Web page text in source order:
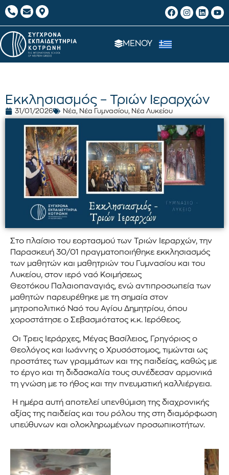
ΜΕΝΟΥ
Εκκλησιασμός – Τριών Ιεραρχών
31/01/2026 Νέα, Νέα Γυμνασίου, Νέα Λυκείου
Στο πλαίσιο του εορτασμού των Τριών Ιεραρχών, την
Παρασκευή 30/01 πραγματοποιήθηκε εκκλησιασμός
των μαθητών και μαθητριών του Γυμνασίου και του
Λυκείου, στον ιερό ναό Κοιμήσεως
Θεοτόκου Παλαιοπαναγιάς, ενώ αντιπροσωπεία των
μαθητών παρευρέθηκε με τη σημαία στον
μητροπολιτικό Ναό του Αγίου Δημητρίου, όπου
χοροστάτησε ο Σεβασμιότατος κ.κ. Ιερόθεος.
Οι Τρεις Ιεράρχες, Μέγας Βασίλειος, Γρηγόριος ο
Θεολόγος και Ιωάννης ο Χρυσόστομος, τιμώνται ως
προστάτες των γραμμάτων και της παιδείας, καθώς με
το έργο και τη διδασκαλία τους συνέδεσαν αρμονικά
τη γνώση με το ήθος και την πνευματική καλλιέργεια.
Η ημέρα αυτή αποτελεί υπενθύμιση της διαχρονικής
αξίας της παιδείας και του ρόλου της στη διαμόρφωση
υπεύθυνων και ολοκληρωμένων προσωπικοτήτων.